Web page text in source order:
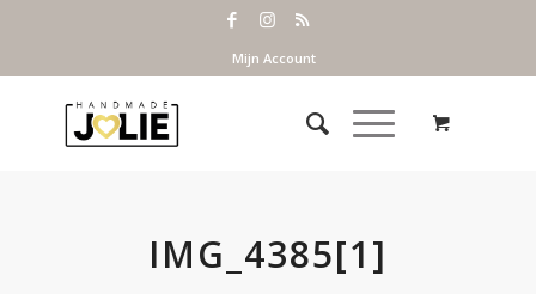
Mijn Account
IMG_4385[1]